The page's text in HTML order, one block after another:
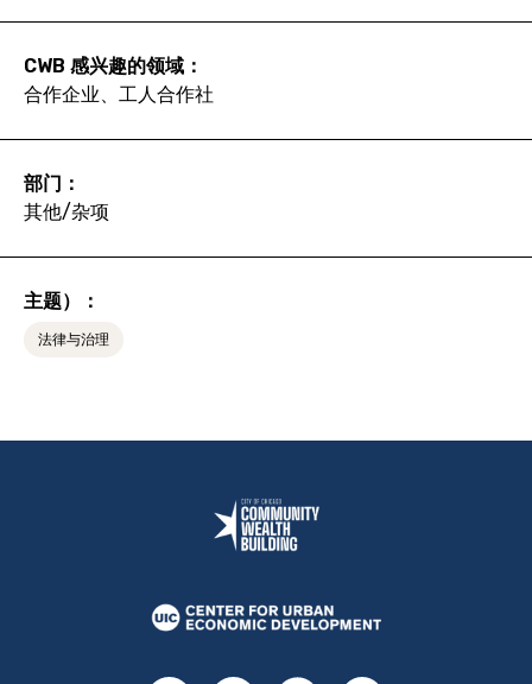
CWB 感兴趣的领域：
合作企业、工人合作社
部门：
其他/杂项
主题）：
法律与治理